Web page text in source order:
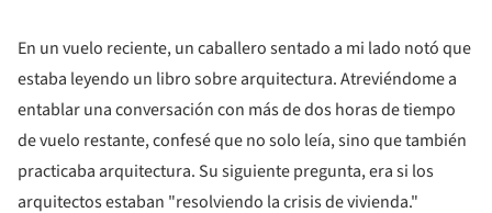
En un vuelo reciente, un caballero sentado a mi lado notó que
estaba leyendo un libro sobre arquitectura. Atreviéndome a
entablar una conversación con más de dos horas de tiempo
de vuelo restante, confesé que no solo leía, sino que también
practicaba arquitectura. Su siguiente pregunta, era si los
arquitectos estaban "resolviendo la crisis de vivienda."